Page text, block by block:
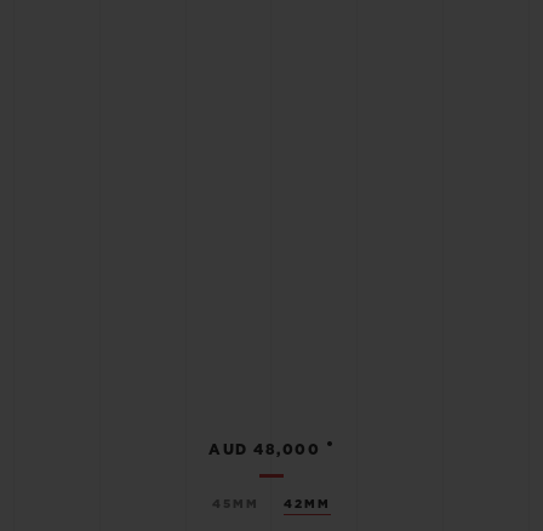
45MM 42MM
AUD 48,000 •